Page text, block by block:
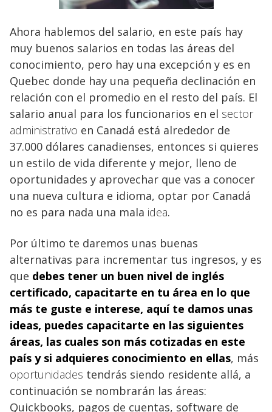
Ahora hablemos del salario, en este país hay
muy buenos salarios en todas las áreas del
conocimiento, pero hay una excepción y es en
Quebec donde hay una pequeña declinación en
relación con el promedio en el resto del país. El
salario anual para los funcionarios en el sector
administrativo en Canadá está alrededor de
37.000 dólares canadienses, entonces si quieres
un estilo de vida diferente y mejor, lleno de
oportunidades y aprovechar que vas a conocer
una nueva cultura e idioma, optar por Canadá
no es para nada una mala idea.
Por último te daremos unas buenas
alternativas para incrementar tus ingresos, y es
que debes tener un buen nivel de inglés
certificado, capacitarte en tu área en lo que
más te guste e interese, aquí te damos unas
ideas, puedes capacitarte en las siguientes
áreas, las cuales son más cotizadas en este
país y si adquieres conocimiento en ellas, más
oportunidades tendrás siendo residente allá, a
continuación se nombrarán las áreas:
Quickbooks, pagos de cuentas, software de